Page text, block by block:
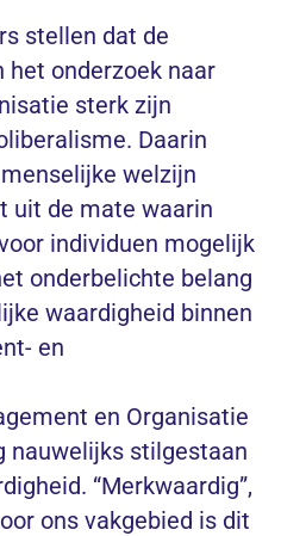
stellen dat de
het onderzoek naar
sterk zijn
Daarin
welzijn
uit de mate waarin
individuen mogelijk
onderbelichte belang
waardigheid binnen
en
en Organisatie
nauwelijks stilgestaan
“Merkwaardig”,
ons vakgebied is dit